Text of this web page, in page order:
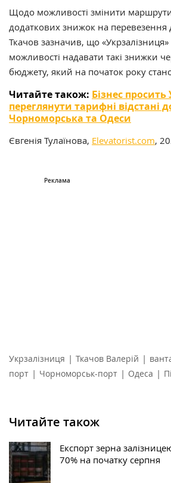
Щодо можливості змінити
додаткових знижок на перевезення
Ткачов зазначив, що
можливості надавати такі знижки
бюджету, який на початок року
Читайте також: Бізнес
переглянути тарифні відстані
Чорноморська та Одеси
Євгенія Тулаїнова, Elevatorist.com,
Укрзалізниця | Ткачов Валерій |
порт | Чорноморськ-порт | Одеса |
Читайте також
Експорт зерна
70% на початку серпня